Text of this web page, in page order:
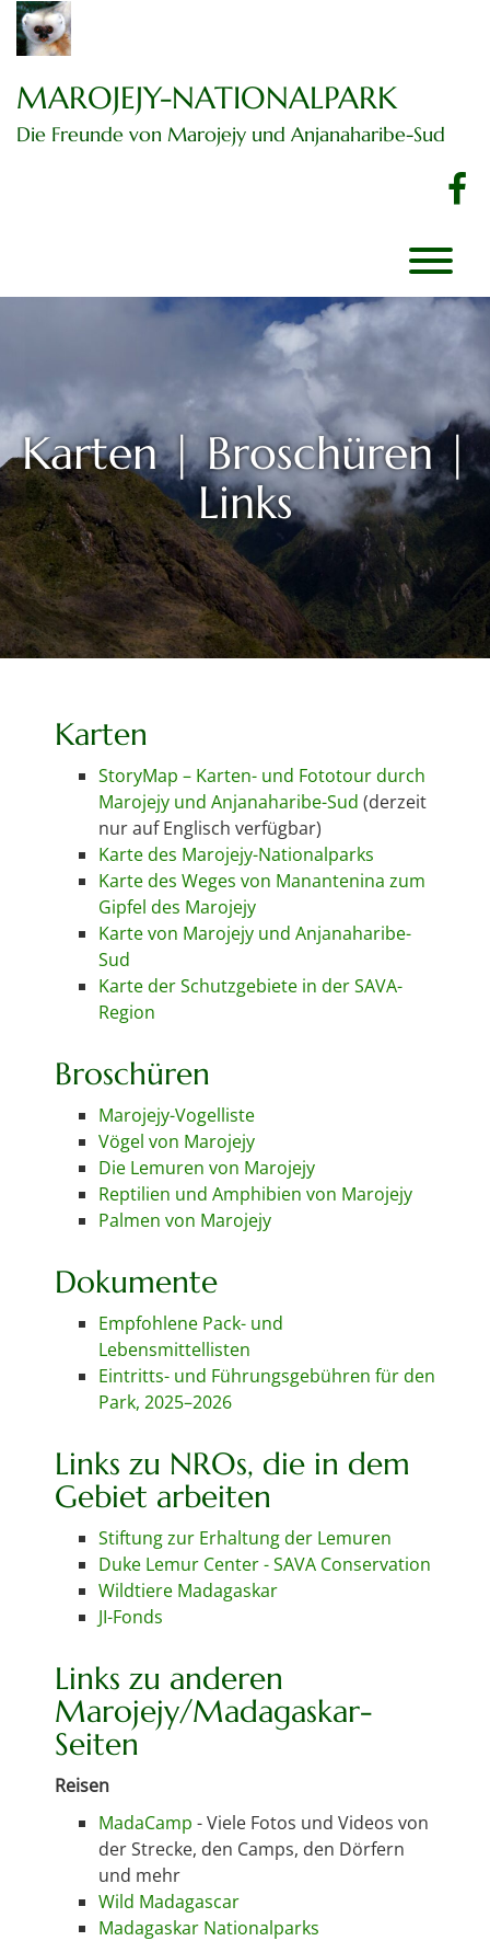
Zum
Inhalt
springen
MAROJEJY-NATIONALPARK
Die Freunde von Marojejy und Anjanaharibe-Sud
Karten | Broschüren |
Links
Karten
StoryMap – Karten- und Fototour durch
Marojejy und Anjanaharibe-Sud (derzeit
nur auf Englisch verfügbar)
Karte des Marojejy-Nationalparks
Karte des Weges von Manantenina zum
Gipfel des Marojejy
Karte von Marojejy und Anjanaharibe-
Sud
Karte der Schutzgebiete in der SAVA-
Region
Broschüren
Marojejy-Vogelliste
Vögel von Marojejy
Die Lemuren von Marojejy
Reptilien und Amphibien von Marojejy
Palmen von Marojejy
Dokumente
Empfohlene Pack- und
Lebensmittellisten
Eintritts- und Führungsgebühren für den
Park, 2025–2026
Links zu NROs, die in dem
Gebiet arbeiten
Stiftung zur Erhaltung der Lemuren
Duke Lemur Center - SAVA Conservation
Wildtiere Madagaskar
JI-Fonds
Links zu anderen
Marojejy/Madagaskar-
Seiten
Reisen
MadaCamp - Viele Fotos und Videos von
der Strecke, den Camps, den Dörfern
und mehr
Wild Madagascar
Madagaskar Nationalparks